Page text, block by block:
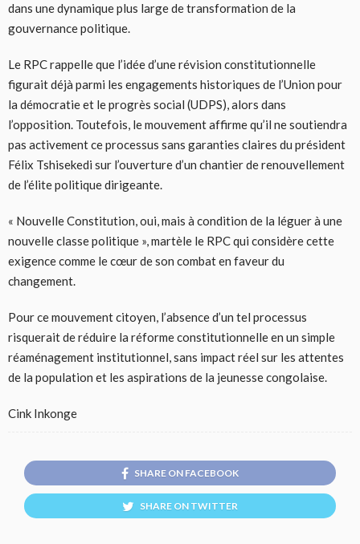
dans une dynamique plus large de transformation de la
gouvernance politique.
Le RPC rappelle que l’idée d’une révision constitutionnelle
figurait déjà parmi les engagements historiques de l’Union pour
la démocratie et le progrès social (UDPS), alors dans
l’opposition. Toutefois, le mouvement affirme qu’il ne soutiendra
pas activement ce processus sans garanties claires du président
Félix Tshisekedi sur l’ouverture d’un chantier de renouvellement
de l’élite politique dirigeante.
« Nouvelle Constitution, oui, mais à condition de la léguer à une
nouvelle classe politique », martèle le RPC qui considère cette
exigence comme le cœur de son combat en faveur du
changement.
Pour ce mouvement citoyen, l’absence d’un tel processus
risquerait de réduire la réforme constitutionnelle en un simple
réaménagement institutionnel, sans impact réel sur les attentes
de la population et les aspirations de la jeunesse congolaise.
Cink Inkonge
SHARE ON FACEBOOK
SHARE ON TWITTER